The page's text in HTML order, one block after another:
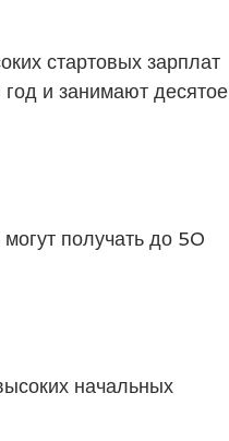
стартовых зарплат
и занимают десятое
получать до 50
начальных